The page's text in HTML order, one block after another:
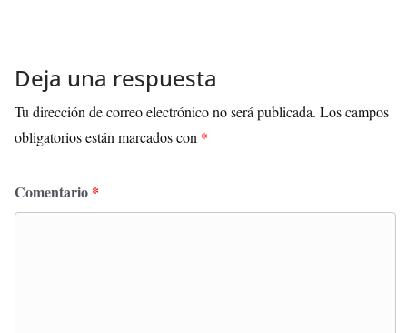
Deja una respuesta
Tu dirección de correo electrónico no será publicada. Los campos
obligatorios están marcados con *
Comentario *